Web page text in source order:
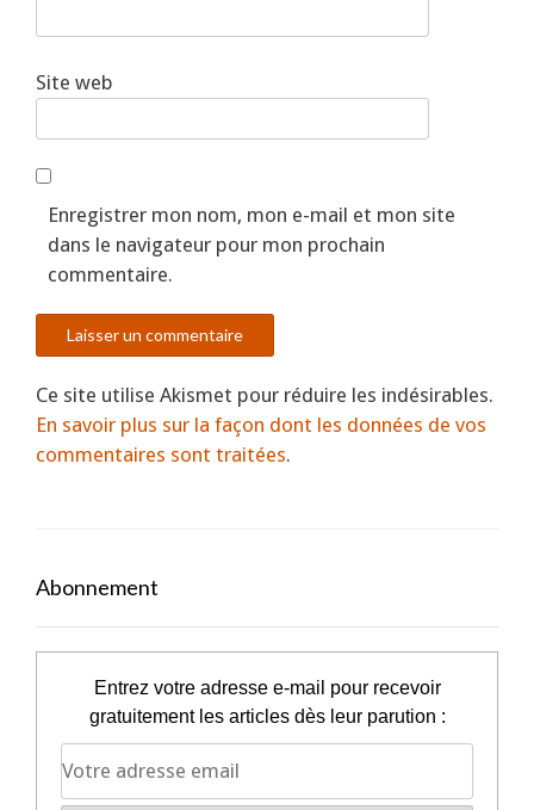
Site web
Enregistrer mon nom, mon e-mail et mon site
dans le navigateur pour mon prochain
commentaire.
Ce site utilise Akismet pour réduire les indésirables.
En savoir plus sur la façon dont les données de vos
commentaires sont traitées.
Abonnement
Entrez votre adresse e-mail pour recevoir
gratuitement les articles dès leur parution :